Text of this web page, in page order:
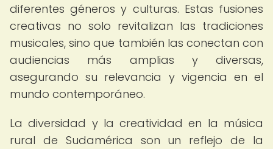
diferentes géneros y culturas. Estas fusiones
creativas no solo revitalizan las tradiciones
musicales, sino que también las conectan con
audiencias más amplias y diversas,
asegurando su relevancia y vigencia en el
mundo contemporáneo.
La diversidad y la creatividad en la música
rural de Sudamérica son un reflejo de la